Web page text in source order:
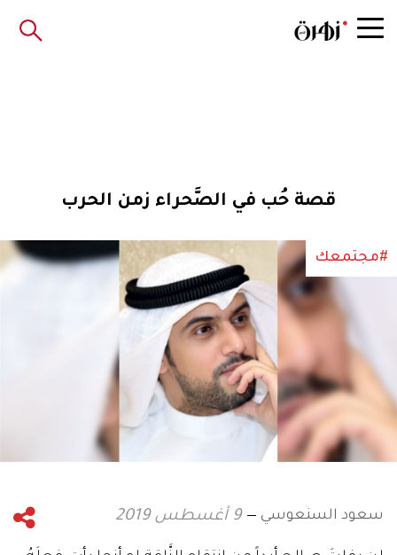
قصة حُب في الصَّحراء زمن الحرب
#مجتمعك
سعود السنعوسي 9 أغسطس 2019